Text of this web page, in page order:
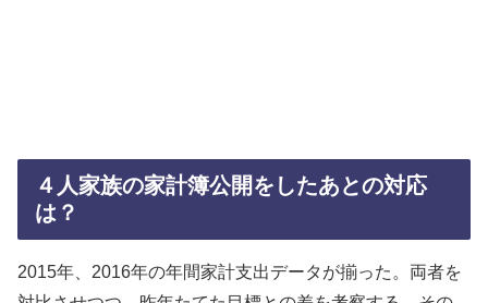
４人家族の家計簿公開をしたあとの対応
は？
2015年、2016年の年間家計支出データが揃った。両者を